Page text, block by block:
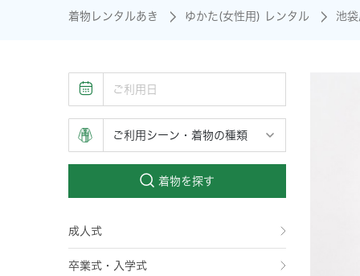
着物レンタルあき ゆかた(女性用) レンタル 池
着物を探す
成人式
卒業式・入学式